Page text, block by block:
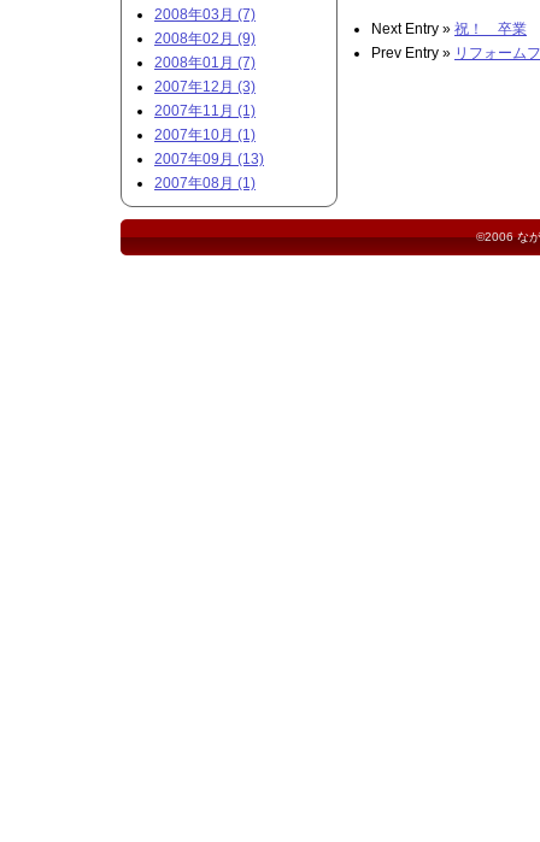
Next Entry » 祝！ 卒業
Prev Entry » リフォーム
2008年03月 (7)
2008年02月 (9)
2008年01月 (7)
2007年12月 (3)
2007年11月 (1)
2007年10月 (1)
2007年09月 (13)
2007年08月 (1)
©2006な